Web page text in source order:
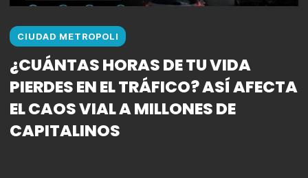
CIUDAD METROPOLI
¿CUÁNTAS HORAS DE TU VIDA
PIERDES EN EL TRÁFICO? ASÍ AFECTA
EL CAOS VIAL A MILLONES DE
CAPITALINOS